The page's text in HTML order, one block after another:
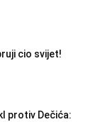
cio svijet!
protiv Dečića: